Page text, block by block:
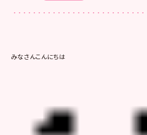
みなさんこんにちは